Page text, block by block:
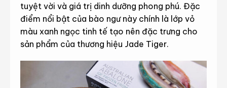
tuyệt vời và giá trị dinh dưỡng phong phú. Đặc
điểm nổi bật của bào ngư này chính là lớp vỏ
màu xanh ngọc tinh tế tạo nên đặc trưng cho
sản phẩm của thương hiệu Jade Tiger.